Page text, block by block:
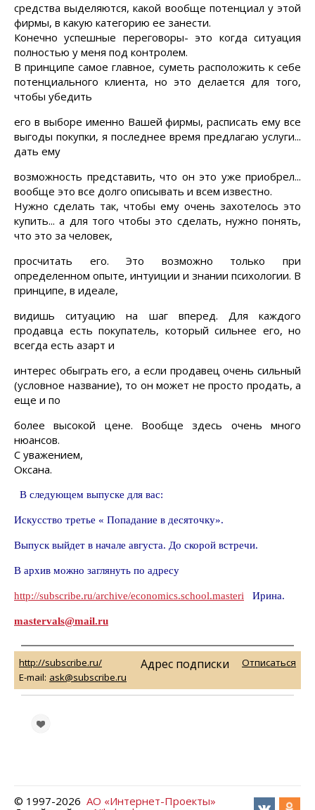
средства выделяются, какой вообще потенциал у этой
фирмы, в какую категорию ее занести.
Конечно успешные переговоры- это когда ситуация
полностью у меня под контролем.
В принципе самое главное, суметь расположить к себе
потенциального клиента, но это делается для того,
чтобы убедить
его в выборе именно Вашей фирмы, расписать ему все
выгоды покупки, я последнее время предлагаю услуги...
дать ему
возможность представить, что он это уже приобрел...
вообще это все долго описывать и всем известно.
Нужно сделать так, чтобы ему очень захотелось это
купить... а для того чтобы это сделать, нужно понять,
что это за человек,
просчитать его. Это возможно только при
определенном опыте, интуиции и знании психологии. В
принципе, в идеале,
видишь ситуацию на шаг вперед. Для каждого
продавца есть покупатель, который сильнее его, но
всегда есть азарт и
интерес обыграть его, а если продавец очень сильный
(условное название), то он может не просто продать, а
еще и по
более высокой цене. Вообще здесь очень много
нюансов.
С уважением,
Оксана.
В следующем выпуске для вас:
Искусство третье « Попадание в десяточку».
Выпуск выйдет в начале августа. До скорой встречи.
В архив можно заглянуть по адресу
http://subscribe.ru/archive/economics.school.masteri Ирина.
mastervals@mail.ru
http://subscribe.ru/
E-mail: ask@subscribe.ru
Адрес подписки Отписаться
© 1997-2026 АО «Интернет-Проекты»